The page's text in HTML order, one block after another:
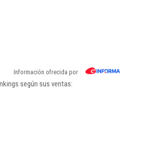
Información ofrecida por
según sus ventas: